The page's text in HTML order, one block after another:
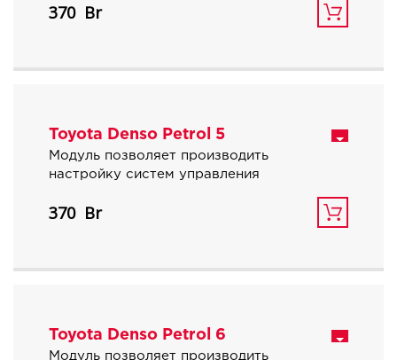
4.6 и 4.7 литра автомобилей Toyota,
370
Toyota Denso Petrol 5
Модуль позволяет производить
настройку систем управления
5.7 литра автомобилей Toyota, Lexus.
370
Toyota Denso Petrol 6
Модуль позволяет производить